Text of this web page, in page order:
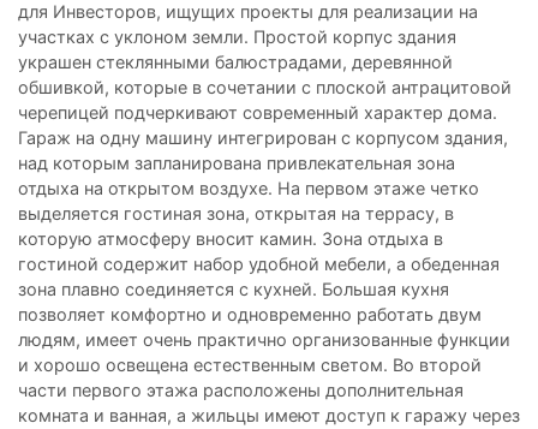
для Инвесторов, ищущих проекты для реализации на
участках с уклоном земли. Простой корпус здания
украшен стеклянными балюстрадами, деревянной
обшивкой, которые в сочетании с плоской антрацитовой
черепицей подчеркивают современный характер дома.
Гараж на одну машину интегрирован с корпусом здания,
над которым запланирована привлекательная зона
отдыха на открытом воздухе. На первом этаже четко
выделяется гостиная зона, открытая на террасу, в
которую атмосферу вносит камин. Зона отдыха в
гостиной содержит набор удобной мебели, а обеденная
зона плавно соединяется с кухней. Большая кухня
позволяет комфортно и одновременно работать двум
людям, имеет очень практично организованные функции
и хорошо освещена естественным светом. Во второй
части первого этажа расположены дополнительная
комната и ванная, а жильцы имеют доступ к гаражу через